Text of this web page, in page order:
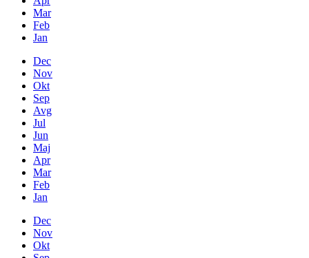
Mar
Feb
Jan
Dec
Nov
Okt
Sep
Avg
Jul
Jun
Maj
Apr
Mar
Feb
Jan
Dec
Nov
Okt